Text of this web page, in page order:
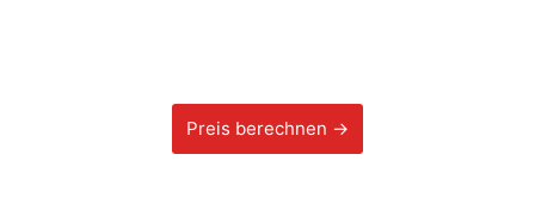
Preis berechnen →